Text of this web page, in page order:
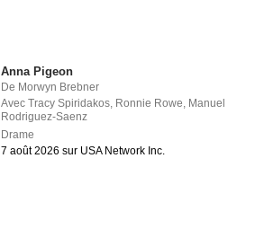
Anna Pigeon
De Morwyn Brebner
AvecTracy Spiridakos, Ronnie Rowe, Manuel
Rodriguez-Saenz
Drame
7 août 2026 sur USA Network Inc.